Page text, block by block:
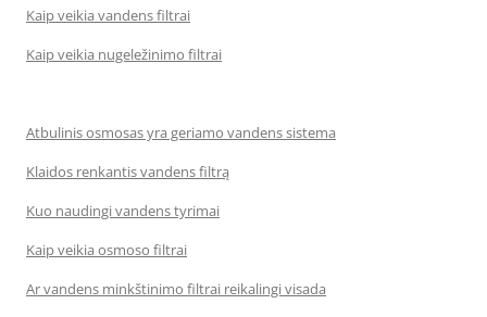
Kaip veikia vandens filtrai
Kaip veikia nugeležinimo filtrai
Atbulinis osmosas yra geriamo vandens sistema
Klaidos renkantis vandens filtrą
Kuo naudingi vandens tyrimai
Kaip veikia osmoso filtrai
Ar vandens minkštinimo filtrai reikalingi visada